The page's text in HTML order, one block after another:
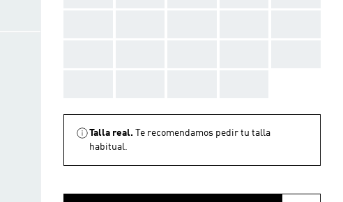
Talla real.
Te recomendamos pedir tu talla
habitual.